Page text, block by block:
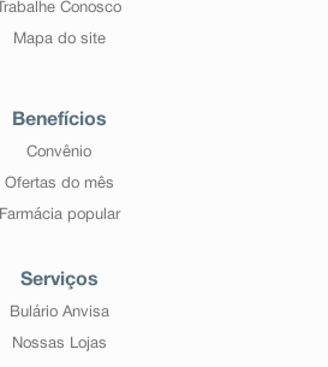
Trabalhe Conosco
Mapa do site
Benefícios
Convênio
Ofertas do mês
Farmácia popular
Serviços
Bulário Anvisa
Nossas Lojas